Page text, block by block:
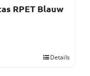
RPET Blauw
Details